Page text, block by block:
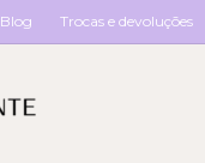
Blog Trocas e devoluções